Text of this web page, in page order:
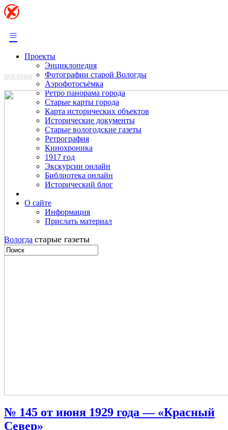
≡
Проекты
Энциклопедия
Фотографии старой Вологды
Аэрофотосъёмка
Ретро панорама города
Старые карты города
Карта исторических объектов
Исторические документы
Старые вологодские газеты
Ретрография
Кинохроника
1917 год
Экскурсии онлайн
Библиотека онлайн
Исторический блог
О сайте
Информация
Прислать материал
Вологда старые газеты
реклама
№ 145 от июня 1929 года — «Красный
Север»